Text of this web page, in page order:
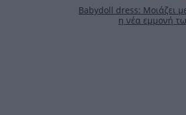
Babydoll dress: Μοιάζει
η νέα εμμονή